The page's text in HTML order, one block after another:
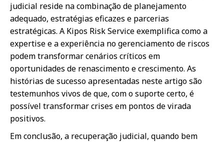
judicial reside na combinação de planejamento
adequado, estratégias eficazes e parcerias
estratégicas. A Kipos Risk Service exemplifica como a
expertise e a experiência no gerenciamento de riscos
podem transformar cenários críticos em
oportunidades de renascimento e crescimento. As
histórias de sucesso apresentadas neste artigo são
testemunhos vivos de que, com o suporte certo, é
possível transformar crises em pontos de virada
positivos.
Em conclusão, a recuperação judicial, quando bem